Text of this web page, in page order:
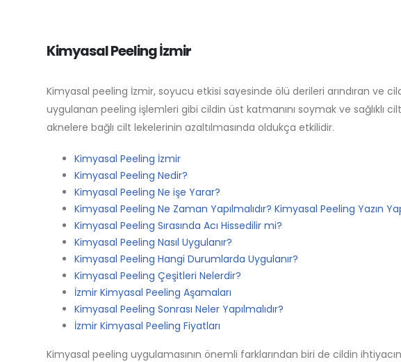
Kimyasal Peeling İzmir
Kimyasal peeling İzmir, soyucu etkisi sayesinde ölü derileri arındıran ve
uygulanan peeling işlemleri gibi cildin üst katmanını soymak ve sağlıklı
aknelere bağlı cilt lekelerinin azaltılmasında oldukça etkilidir.
Kimyasal Peeling İzmir
Kimyasal Peeling Nedir?
Kimyasal Peeling Ne işe Yarar?
Kimyasal Peeling Ne Zaman Yapılmalıdır? Kimyasal Peeling Yazın
Kimyasal Peeling Sırasında Acı Hissedilir mi?
Kimyasal Peeling Nasıl Uygulanır?
Kimyasal Peeling Hangi Durumlarda Uygulanır?
Kimyasal Peeling Çeşitleri Nelerdir?
İzmir Kimyasal Peeling Aşamaları
Kimyasal Peeling Sonrası Neler Yapılmalıdır?
İzmir Kimyasal Peeling Fiyatları
Kimyasal peeling uygulamasının önemli farklarından biri de cildin